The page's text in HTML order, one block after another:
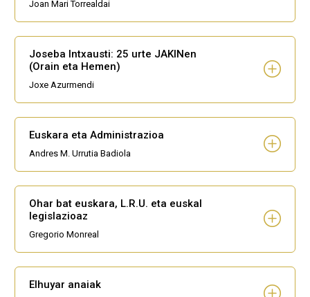
Joan Mari Torrealdai
Joseba Intxausti: 25 urte JAKINen
(Orain eta Hemen)
Joxe Azurmendi
Euskara eta Administrazioa
Andres M. Urrutia Badiola
Ohar bat euskara, L.R.U. eta euskal
legislazioaz
Gregorio Monreal
Elhuyar anaiak